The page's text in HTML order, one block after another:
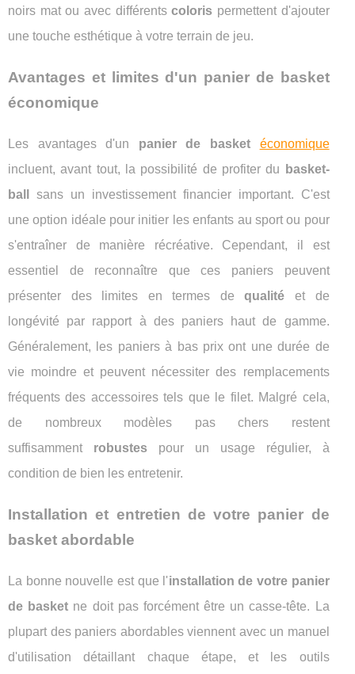
noirs mat ou avec différentscoloris permettent d'ajouter
une touche esthétique à votre terrain de jeu.
Avantages et limites d'un panier de basket
économique
Les avantages d'un panier de basket
économique
incluent, avant tout, la possibilité de profiter du
basket-
ball
sans un investissement financier important. C'est
une option idéale pour initier les enfants au sport ou pour
s'entraîner de manière récréative. Cependant, il est
essentiel de reconnaître que ces paniers peuvent
présenter des limites en termes dequalité et de
longévité par rapport à des paniers haut de gamme.
Généralement, les paniers à bas prix ont une durée de
vie moindre et peuvent nécessiter des remplacements
fréquents des accessoires tels que le filet. Malgré cela,
de nombreux modèles pas chers restent
suffisamment robustes pour un usage régulier, à
condition de bien les entretenir.
Installation et entretien de votre panier de
basket abordable
La bonne nouvelle est que l'installation de votre panier
de basket ne doit pas forcément être un casse-tête. La
plupart des paniers abordables viennent avec un manuel
d'utilisation détaillant chaque étape, et les outils